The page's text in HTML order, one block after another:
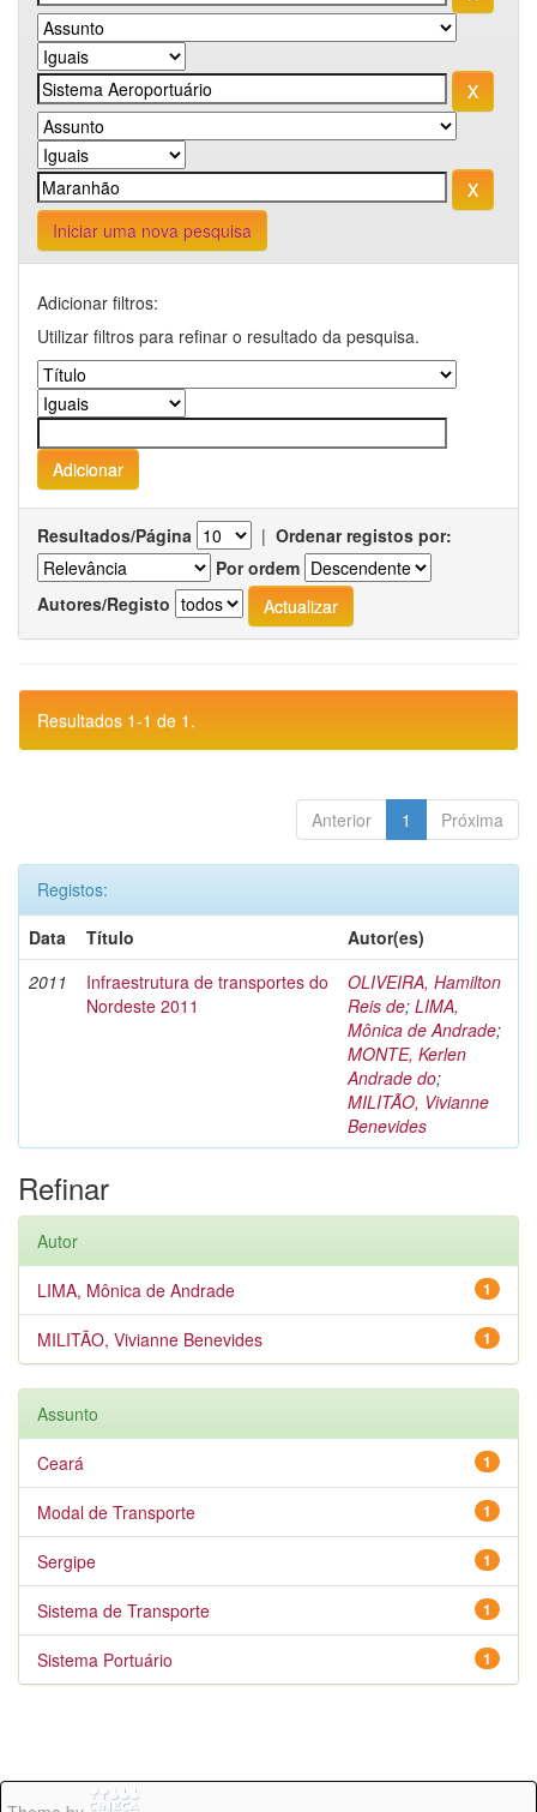
Iniciar uma nova pesquisa
Adicionar filtros:
Utilizar filtros para refinar o resultado da pesquisa.
Resultados/Página | Ordenar registos por:
Por ordem
Autores/Registo
Resultados 1-1 de 1.
Anterior 1 Próxima
Registos:
Data
Título
Autor(es)
2011
Infraestrutura de transportes do
Nordeste 2011
OLIVEIRA, Hamilton
Reis de; LIMA,
Mônica de Andrade;
MONTE, Kerlen
Andrade do;
MILITÃO, Vivianne
Benevides
Refinar
Autor
1
LIMA, Mônica de Andrade
1
MILITÃO, Vivianne Benevides
Assunto
1
Ceará
1
Modal de Transporte
1
Sergipe
1
Sistema de Transporte
1
Sistema Portuário